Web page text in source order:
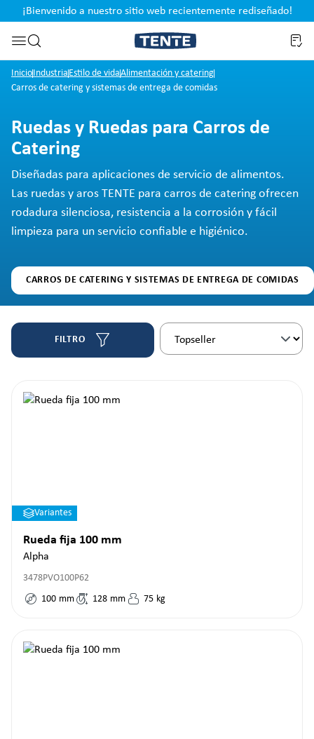
Saltar a la búsqueda
¡Bienvenido a nuestro sitio web recientemente rediseñado!
InicioIndustria Estilo de vidaAlimentación y catering
Carros de catering y sistemas de entrega de comidas
Ruedas y Ruedas para Carros de
Catering
Diseñadas para aplicaciones de servicio de alimentos.
Las ruedas y aros TENTE para carros de catering ofrecen
rodadura silenciosa, resistencia a la corrosión y fácil
limpieza para un servicio confiable e higiénico.
CARROS DE CATERING Y SISTEMAS DE ENTREGA DE COMIDAS
FILTRO
Variantes
Rueda fija 100 mm
Alpha
3478PVO100P62
100 mm 128 mm 75 kg